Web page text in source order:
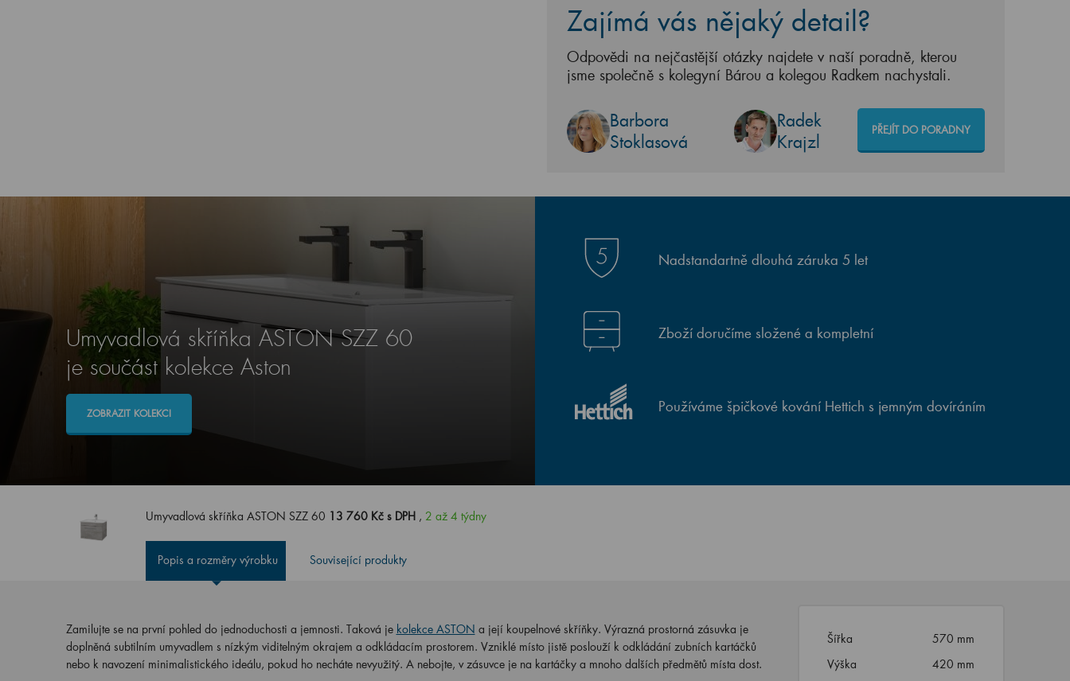
Zajímá vás nějaký detail?
Odpovědi na nejčastější otázky najdete v naší poradně, kterou
jsme společně s kolegyní Bárou a kolegou Radkem nachystali.
Barbora
Stoklasová
Radek
Krajzl
PŘEJÍT DO PORADNY
Umyvadlová skříňka ASTON SZZ 60
je součást kolekce Aston
ZOBRAZIT KOLEKCI
Nadstandartně dlouhá záruka 5 let
Zboží doručíme složené a kompletní
Používáme špičkové kování Hettich s jemným dovíráním
Umyvadlová skříňka ASTON SZZ 60 13 760 Kč s DPH , 2 až 4 týdny
Popis a rozměry výrobku Související produkty
Zamilujte se na první pohled do jednoduchosti a jemnosti. Taková je kolekce ASTON a její koupelnové skříňky. Výrazná prostorná zásuvka je
doplněná subtilním umyvadlem s nízkým viditelným okrajem a odkládacím prostorem. Vzniklé místo jistě poslouží k odkládání zubních kartáčků
nebo k navození minimalistického ideálu, pokud ho necháte nevyužitý. A nebojte, v zásuvce je na kartáčky a mnoho dalších předmětů místa dost.
Šířka
570 mm
Výška
420 mm